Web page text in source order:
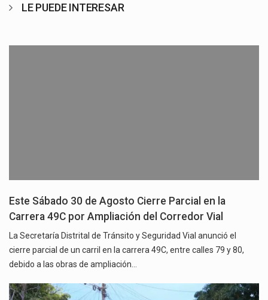
LE PUEDE INTERESAR
Este Sábado 30 de Agosto Cierre Parcial en la
Carrera 49C por Ampliación del Corredor Vial
La Secretaría Distrital de Tránsito y Seguridad Vial anunció el
cierre parcial de un carril en la carrera 49C, entre calles 79 y 80,
debido a las obras de ampliación…